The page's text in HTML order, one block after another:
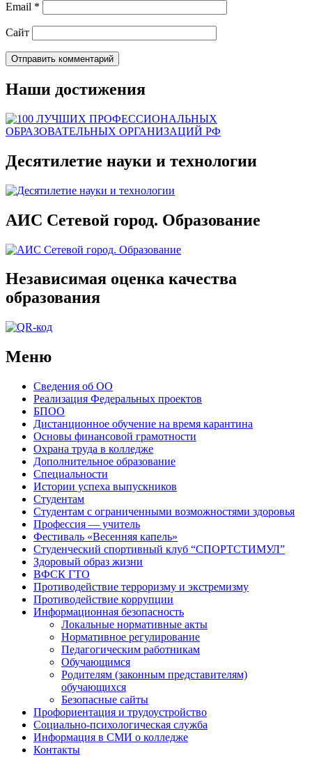
Email *
Сайт
Наши достижения
Десятилетие науки и технологии
АИС Сетевой город. Образование
Независимая оценка качества
образования
Меню
Сведения об ОО
Реализация Федеральных проектов
БПОО
Дистанционное обучение на время карантина
Основы финансовой грамотности
Охрана труда в колледже
Дополнительное образование
Специальности
Истории успеха выпускников
Студентам
Студентам с ограниченными возможностями здоровья
Профессия — учитель
Фестиваль «Весенняя капель»
Студенческий спортивный клуб “СПОРТСТИМУЛ”
Здоровый образ жизни
ВФСК ГТО
Противодействие терроризму и экстремизму
Противодействие коррупции
Информационная безопасность
Локальные нормативные акты
Нормативное регулирование
Педагогическим работникам
Обучающимся
Родителям (законным представителям)
обучающихся
Безопасные сайты
Профориентация и трудоустройство
Социально-психологическая служба
Информация в СМИ о колледже
Контакты